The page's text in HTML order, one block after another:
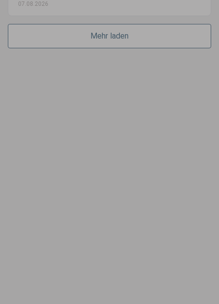
07.08.2026
Mehr laden